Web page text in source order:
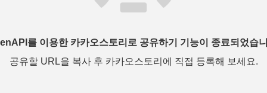
를 이용한 카카오스토리로 공유하기 기능이 종료되었습
공유할 URL을 복사 후 카카오스토리에 직접 등록해 보세요.